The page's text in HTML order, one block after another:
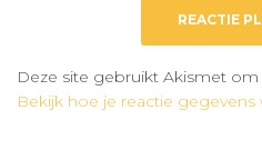
Deze site gebruikt Akismet
Bekijk hoe je reactie